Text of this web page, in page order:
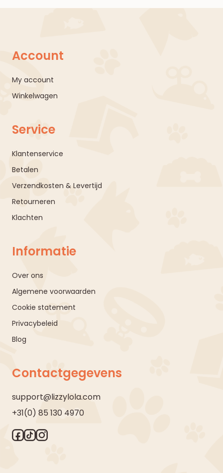
Account
My account
Winkelwagen
Service
Klantenservice
Betalen
Verzendkosten & Levertijd
Retourneren
Klachten
Informatie
Over ons
Algemene voorwaarden
Cookie statement
Privacybeleid
Blog
Contactgegevens
support@lizzylola.com
+31(0) 85 130 4970